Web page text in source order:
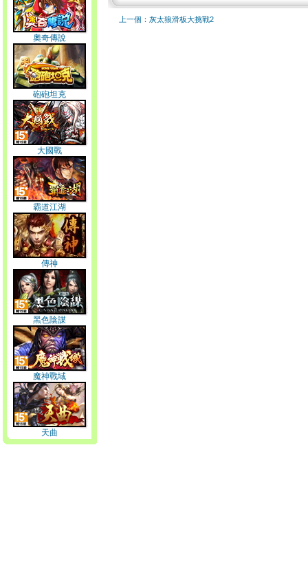
奧奇傳說
砲砲坦克
大國戰
霸道江湖
傳神
黑色陰謀
魔神戰域
天曲
上一個：灰太狼滑板大挑戰2